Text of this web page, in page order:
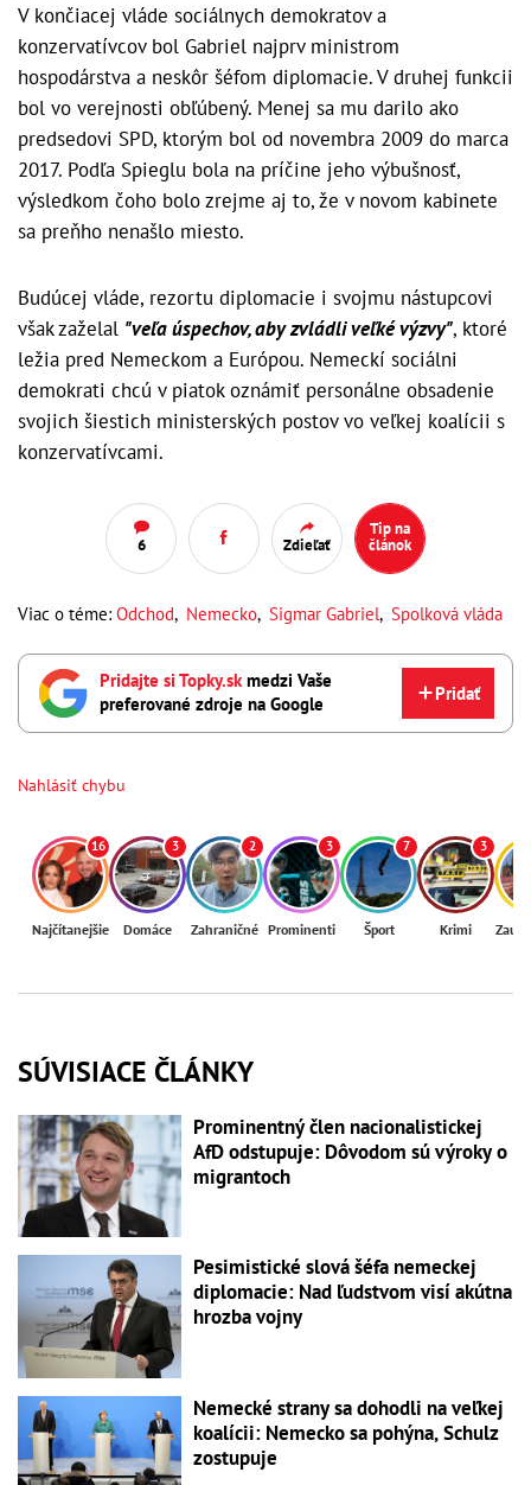
V končiacej vláde sociálnych demokratov a
konzervatívcov bol Gabriel najprv ministrom
hospodárstva a neskôr šéfom diplomacie. V druhej funkcii
bol vo verejnosti obľúbený. Menej sa mu darilo ako
predsedovi SPD, ktorým bol od novembra 2009 do marca
2017. Podľa Spieglu bola na príčine jeho výbušnosť,
výsledkom čoho bolo zrejme aj to, že v novom kabinete
sa preňho nenašlo miesto.
Budúcej vláde, rezortu diplomacie i svojmu nástupcovi
však zaželal "veľa úspechov, aby zvládli veľké výzvy", ktoré
ležia pred Nemeckom a Európou. Nemeckí sociálni
demokrati chcú v piatok oznámiť personálne obsadenie
svojich šiestich ministerských postov vo veľkej koalícii s
konzervatívcami.
6 Zdieľať
Tip na
článok
Viac o téme: Odchod, Nemecko, Sigmar Gabriel, Spolková vláda
Pridajte si Topky.skmedzi Vaše
preferované zdroje na Google
Pridať
Nahlásiť chybu
16
Najčítanejšie
3
Domáce
2
Zahraničné
3
Prominenti
7
Šport
3
Krimi
SÚVISIACE ČLÁNKY
Prominentný člen nacionalistickej
AfD odstupuje: Dôvodom sú výroky o
migrantoch
Pesimistické slová šéfa nemeckej
diplomacie: Nad ľudstvom visí akútna
hrozba vojny
Nemecké strany sa dohodli na veľkej
koalícii: Nemecko sa pohýna, Schulz
zostupuje